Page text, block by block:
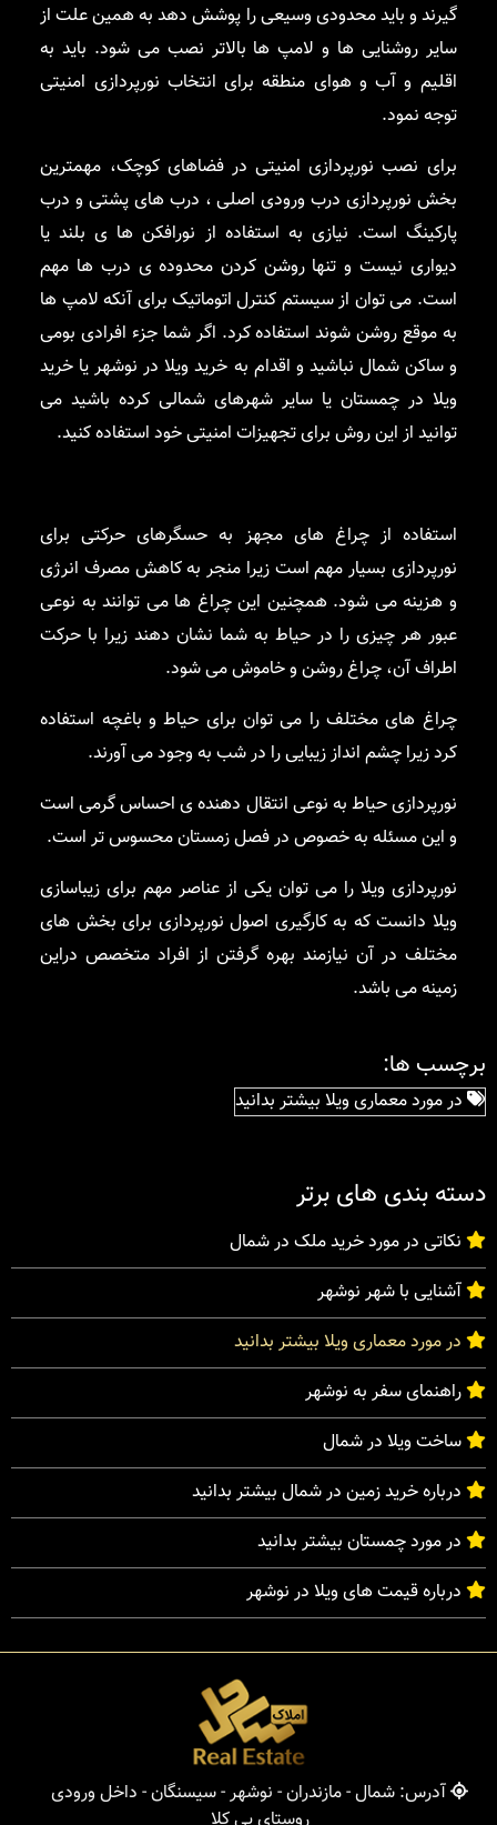
گیرند و باید محدودی وسیعی را پوشش دهد به همین علت از
سایر روشنایی ها و لامپ ها بالاتر نصب می شود. باید به
اقلیم و آب و هوای منطقه برای انتخاب نورپردازی امنیتی
توجه نمود.
برای نصب نورپردازی امنیتی در فضاهای کوچک، مهمترین
بخش نورپردازی درب ورودی اصلی ، درب های پشتی و درب
پارکینگ است. نیازی به استفاده از نورافکن ها ی بلند یا
دیواری نیست و تنها روشن کردن محدوده ی درب ها مهم
است. می توان از سیستم کنترل اتوماتیک برای آنکه لامپ ها
به موقع روشن شوند استفاده کرد. اگر شما جزء افرادی بومی
و ساکن شمال نباشید و اقدام به خرید ویلا در نوشهر یا خرید
ویلا در چمستان یا سایر شهرهای شمالی کرده باشید می
توانید از این روش برای تجهیزات امنیتی خود استفاده کنید.
استفاده از چراغ های مجهز به حسگرهای حرکتی برای
نورپردازی بسیار مهم است زیرا منجر به کاهش مصرف انرژی
و هزینه می شود. همچنین این چراغ ها می توانند به نوعی
عبور هر چیزی را در حیاط به شما نشان دهند زیرا با حرکت
اطراف آن، چراغ روشن و خاموش می شود.
چراغ های مختلف را می توان برای حیاط و باغچه استفاده
کرد زیرا چشم انداز زیبایی را در شب به وجود می آورند.
نورپردازی حیاط به نوعی انتقال دهنده ی احساس گرمی است
و این مسئله به خصوص در فصل زمستان محسوس تر است.
نورپردازی ویلا را می توان یکی از عناصر مهم برای زیباسازی
ویلا دانست که به کارگیری اصول نورپردازی برای بخش های
مختلف در آن نیازمند بهره گرفتن از افراد متخصص دراین
زمینه می باشد.
برچسب ها:
در مورد معماری ویلا بیشتر بدانید
دسته بندی های برتر
نکاتی در مورد خرید ملک در شمال
آشنایی با شهر نوشهر
در مورد معماری ویلا بیشتر بدانید
راهنمای سفر به نوشهر
ساخت ویلا در شمال
درباره خرید زمین در شمال بیشتر بدانید
در مورد چمستان بیشتر بدانید
درباره قیمت های ویلا در نوشهر
آدرس: شمال - مازندران - نوشهر - سیسنگان - داخل ورودی